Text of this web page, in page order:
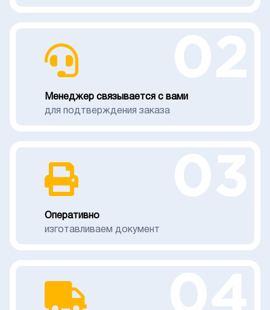
Менеджер связывается с вами
для подтверждения заказа
Оперативно
изготавливаем документ